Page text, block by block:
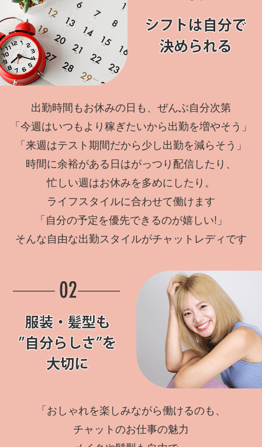
出勤時間もお休みの日も、ぜんぶ自分次第
「今週はいつもより稼ぎたいから出勤を増やそう」
「来週はテスト期間だから少し出勤を減らそう」
時間に余裕がある日はがっつり配信したり、
忙しい週はお休みを多めにしたり。
ライフスタイルに合わせて働けます
「自分の予定を優先できるのが嬉しい!」
そんな自由な出勤スタイルがチャットレディです
「おしゃれを楽しみながら働けるのも、
チャットのお仕事の魅力